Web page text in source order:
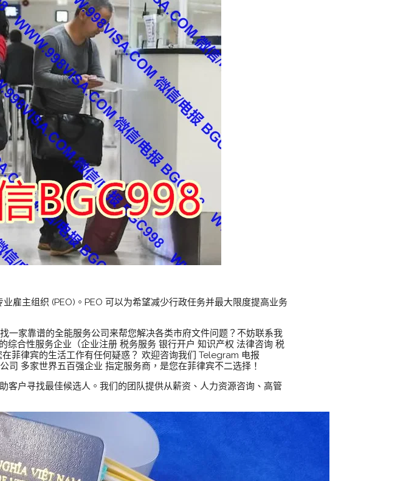
雇主组织 (PEO)。PEO 可以为希望减少行政任务并最大限度提高业务
家靠谱的全能服务公司来帮您解决各类市府文件问题？不妨联系我
合性服务企业（企业注册 税务服务 银行开户 知识产权 法律咨询 税
菲律宾的生活工作有任何疑惑？ 欢迎咨询我们 Telegram 电报
多家世界五百强企业 指定服务商，是您在菲律宾不二选择！
客户寻找最佳候选人。我们的团队提供从薪资、人力资源咨询、高管